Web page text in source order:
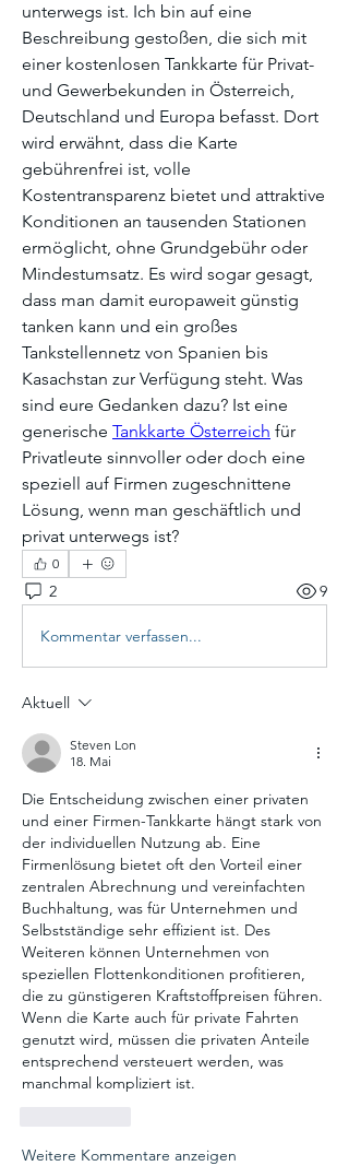
unterwegs ist. Ich bin auf eine
Beschreibung gestoßen, die sich mit
einer kostenlosen Tankkarte für Privat-
und Gewerbekunden in Österreich,
Deutschland und Europa befasst. Dort
wird erwähnt, dass die Karte
gebührenfrei ist, volle
Kostentransparenz bietet und attraktive
Konditionen an tausenden Stationen
ermöglicht, ohne Grundgebühr oder
Mindestumsatz. Es wird sogar gesagt,
dass man damit europaweit günstig
tanken kann und ein großes
Tankstellennetz von Spanien bis
Kasachstan zur Verfügung steht. Was
sind eure Gedanken dazu? Ist eine
generische Tankkarte Österreich für
Privatleute sinnvoller oder doch eine
speziell auf Firmen zugeschnittene
Lösung, wenn man geschäftlich und
privat unterwegs ist?
0
2 9
Kommentar verfassen...
Aktuell
Steven Lon
18. Mai
Die Entscheidung zwischen einer privaten
und einer Firmen-Tankkarte hängt stark von
der individuellen Nutzung ab. Eine
Firmenlösung bietet oft den Vorteil einer
zentralen Abrechnung und vereinfachten
Buchhaltung, was für Unternehmen und
Selbstständige sehr effizient ist. Des
Weiteren können Unternehmen von
speziellen Flottenkonditionen profitieren,
die zu günstigeren Kraftstoffpreisen führen.
Wenn die Karte auch für private Fahrten
genutzt wird, müssen die privaten Anteile
entsprechend versteuert werden, was
manchmal kompliziert ist.
Weitere Kommentare anzeigen